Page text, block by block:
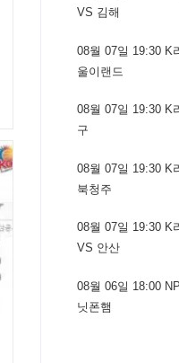
VS 김해
08월 07일 19:30 K
울이랜드
08월 07일 19:30 K
구
08월 07일 19:30 K
북청주
08월 07일 19:30 K
VS 안산
08월 06일 18:00
닛폰햄